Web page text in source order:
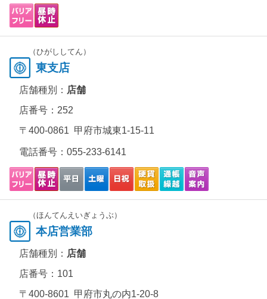
（ひがししてん）
東支店
店舗種別： 店舗
店番号：252
〒400-0861 甲府市城東1-15-11
電話番号： 055-233-6141
（ほんてんえいぎょうぶ）
本店営業部
店舗種別： 店舗
店番号：101
〒400-8601 甲府市丸の内1-20-8